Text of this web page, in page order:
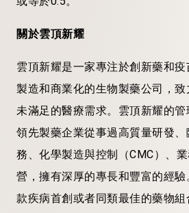
關於雲頂新耀
雲頂新耀是一家專注於創新藥和疫
製造和商業化的生物製藥公司，
未滿足的醫療需求。雲頂新耀的
領先製藥企業從事過高質量研發
務、化學製造與控制（CMC）、
營，擁有深厚的專長和豐富的經
款疾病首創或者同類最佳的藥物